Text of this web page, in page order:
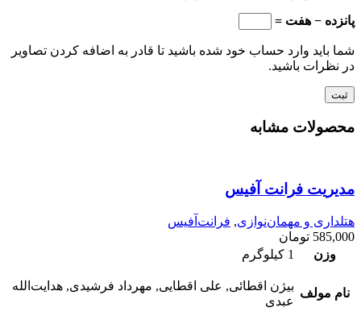
پانزده − هفت =
شما باید وارد حساب خود شده باشید تا قادر به اضافه کردن تصاویر
در نظرات باشید.
محصولات مشابه
مدیریت فرانت آفیس
هتلداری و مهمان‌نوازی, فرانت‌آفیس
585,000 تومان
وزن
1 کیلوگرم
نام مولف
بیژن اقطائی, علی اقطایی, مهرداد فرشیدی, هدایت‌الله
عبدی